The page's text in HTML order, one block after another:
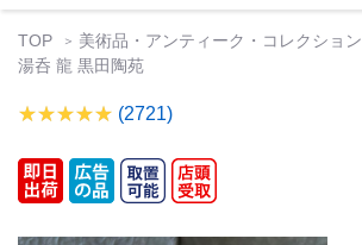
TOP 美術品・アンティーク・コレクション
湯呑 龍 黒田陶苑
(2721)